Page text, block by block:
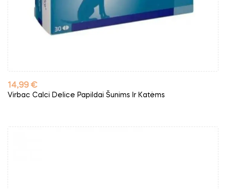
Kaina
14,99 €
Virbac Calci Delice Papildai Šunims Ir Katėms